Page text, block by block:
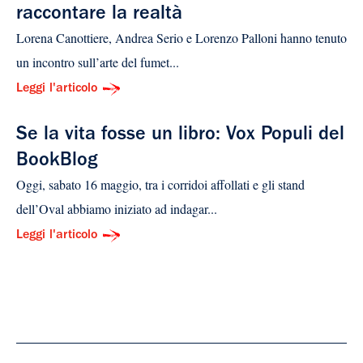
raccontare la realtà
Lorena Canottiere, Andrea Serio e Lorenzo Palloni hanno tenuto
un incontro sull’arte del fumet...
Leggi l'articolo
Se la vita fosse un libro: Vox Populi del
BookBlog
Oggi, sabato 16 maggio, tra i corridoi affollati e gli stand
dell’Oval abbiamo iniziato ad indagar...
Leggi l'articolo